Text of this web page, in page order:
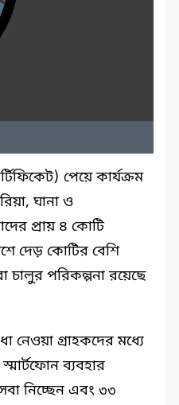
পেয়ে কার্যক্রম
ঘানা ও
প্রায় ৪ কোটি
দেড় কোটির বেশি
পরিকল্পনা রয়েছে
নেওয়া গ্রাহকদের মধ্যে
ব্যবহার
নিচ্ছেন এবং ৩৩